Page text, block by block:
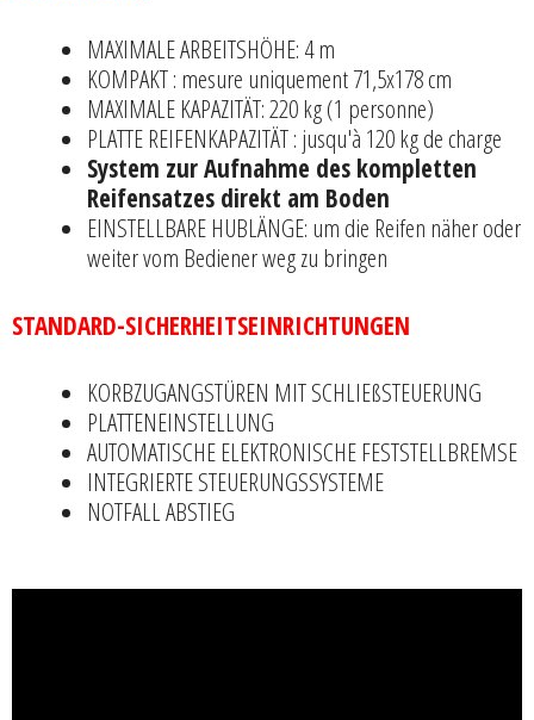
MAXIMALE ARBEITSHÖHE: 4 m
KOMPAKT : mesure uniquement 71,5x178 cm
MAXIMALE KAPAZITÄT: 220 kg (1 personne)
PLATTE REIFENKAPAZITÄT : jusqu'à 120 kg de charge
System zur Aufnahme des kompletten
Reifensatzes direkt am Boden
EINSTELLBARE HUBLÄNGE: um die Reifen näher oder
weiter vom Bediener weg zu bringen
STANDARD-SICHERHEITSEINRICHTUNGEN
KORBZUGANGSTÜREN MIT SCHLIEßSTEUERUNG
PLATTENEINSTELLUNG
AUTOMATISCHE ELEKTRONISCHE FESTSTELLBREMSE
INTEGRIERTE STEUERUNGSSYSTEME
NOTFALL ABSTIEG